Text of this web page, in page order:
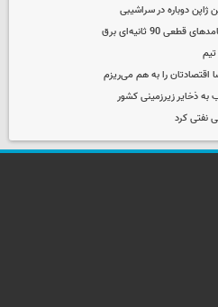
دوباره در سراشیبی
90 ثانیه‌ای برق
اقتصادتان را به هم می‌ریزم
نفتی کرد